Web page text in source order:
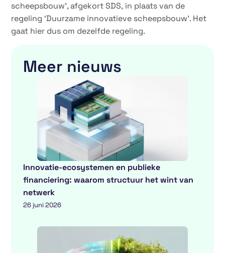
scheepsbouw’, afgekort SDS, in plaats van de
regeling ‘Duurzame innovatieve scheepsbouw’. Het
gaat hier dus om dezelfde regeling.
Meer nieuws
Innovatie-ecosystemen en publieke
financiering: waarom structuur het wint van
netwerk
26 juni 2026